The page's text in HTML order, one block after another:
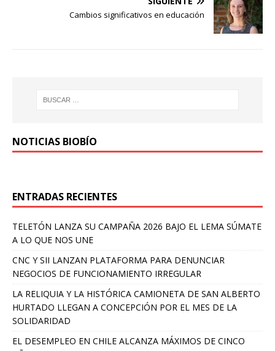
Cambios significativos en educación
NOTICIAS BIOBÍO
ENTRADAS RECIENTES
TELETÓN LANZA SU CAMPAÑA 2026 BAJO EL LEMA SÚMATE
A LO QUE NOS UNE
CNC Y SII LANZAN PLATAFORMA PARA DENUNCIAR
NEGOCIOS DE FUNCIONAMIENTO IRREGULAR
LA RELIQUIA Y LA HISTÓRICA CAMIONETA DE SAN ALBERTO
HURTADO LLEGAN A CONCEPCIÓN POR EL MES DE LA
SOLIDARIDAD
EL DESEMPLEO EN CHILE ALCANZA MÁXIMOS DE CINCO